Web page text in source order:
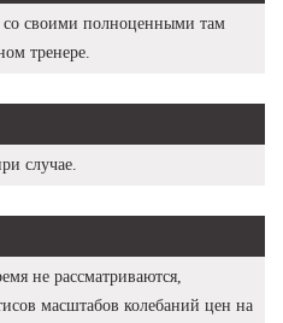
своими полноценными там
тренере.
случае.
не рассматриваются,
масштабов колебаний цен на